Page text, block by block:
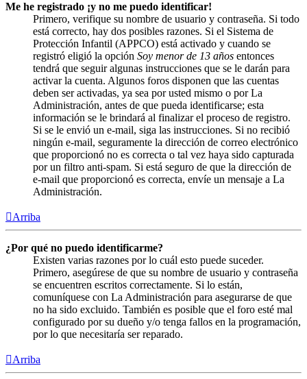
Me he registrado ¡y no me puedo identificar!
Primero, verifique su nombre de usuario y contraseña. Si todo
está correcto, hay dos posibles razones. Si el Sistema de
Protección Infantil (APPCO) está activado y cuando se
registró eligió la opción Soy menor de 13 años entonces
tendrá que seguir algunas instrucciones que se le darán para
activar la cuenta. Algunos foros disponen que las cuentas
deben ser activadas, ya sea por usted mismo o por La
Administración, antes de que pueda identificarse; esta
información se le brindará al finalizar el proceso de registro.
Si se le envió un e-mail, siga las instrucciones. Si no recibió
ningún e-mail, seguramente la dirección de correo electrónico
que proporcionó no es correcta o tal vez haya sido capturada
por un filtro anti-spam. Si está seguro de que la dirección de
e-mail que proporcionó es correcta, envíe un mensaje a La
Administración.
Arriba
¿Por qué no puedo identificarme?
Existen varias razones por lo cuál esto puede suceder.
Primero, asegúrese de que su nombre de usuario y contraseña
se encuentren escritos correctamente. Si lo están,
comuníquese con La Administración para asegurarse de que
no ha sido excluido. También es posible que el foro esté mal
configurado por su dueño y/o tenga fallos en la programación,
por lo que necesitaría ser reparado.
Arriba